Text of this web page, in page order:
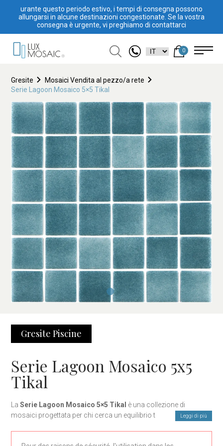
urante questo periodo estivo, i tempi di consegna possono
allungarsi in alcune destinazioni congestionate. Se la vostra
consegna è urgente, vi preghiamo di contattarci
0
Gresite
Mosaici Vendita al pezzo/a rete
Serie Lagoon Mosaico 5×5 Tikal
Gresite Piscine
Serie Lagoon Mosaico 5x5
Tikal
LaSerie Lagoon Mosaico 5×5 Tikal è una collezione di
mosaici progettata per chi cerca un equilibrio tra stile,
Leggi di più